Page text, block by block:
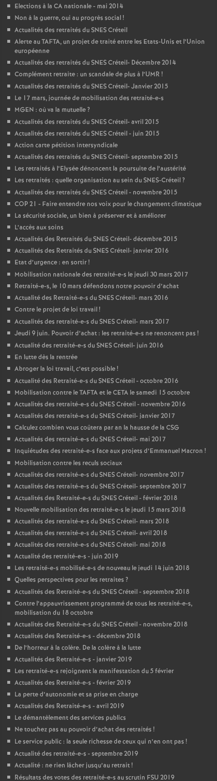
Elections à la CA nationale - mai 2014
Non à la guerre, oui au progrès social!
Actualités des retraités duSNESCréteil
Alerte auTAFTA, un projet de traité entre les Etats-Unis et l’Union
européenne
Actualités des retraités duSNESCréteil- Décembre 2014
Complément retraite : un scandale de plus à l’UMR !
Actualités des retraités duSNESCréteil- Janvier 2015
Le 17 mars, journée de mobilisation des retraité-e-s
MGEN : où va la mutuelle?
Actualités des retraités duSNESCréteil- avril 2015
Actualités des retraités duSNESCréteil - juin 2015
Action carte pétition intersyndicale
Actualités des retraités duSNESCréteil- septembre 2015
Les retraités à l’Elysée dénoncent la poursuite de l’austérité
Les retraités : quelle organisation au sein duSNES-Créteil?
Actualités des retraités duSNESCréteil - novembre 2015
COP21 - Faire entendre nos voix pour le changement climatique
La sécurité sociale, un bien à préserver et à améliorer
L’accès aux soins
Actualités des Retraités duSNESCréteil- décembre 2015
Actualités des Retraités duSNESCréteil- janvier 2016
Etat d’urgence : en sortir!
Mobilisation nationale des retraité-e-s le jeudi 30 mars 2017
Retraité-e-s, le 10 mars défendons notre pouvoir d’achat
Actualité des Retraité-e-s duSNESCréteil- mars 2016
Contre le projet de loi travail!
Actualités des retraité-e-s duSNESCréteil- mars 2017
Jeudi 9 juin. Pouvoir d’achat : les retraité-e-s ne renoncent pas !
Actualité des retraité-e-s duSNESCréteil- juin 2016
En lutte dès la rentrée
Abroger la loi travail, c’est possible!
Actualité des Retraité-e-s duSNESCréteil - octobre 2016
Mobilisation contre leTAFTAet leCETA le samedi 15 octobre
Actualités des retraité-e-s duSNESCréteil - novembre 2016
Actualités des retraité-e-s duSNESCréteil- janvier 2017
Calculez combien vous coûtera par an la hausse de la CSG
Actualités des retraité-e-s duSNESCréteil- mai 2017
Inquiétudes des retraité-e-s face aux projets d’Emmanuel Macron !
Mobilisation contre les reculs sociaux
Actualités des retraité-e-s duSNESCréteil- novembre 2017
Actualités des retraité-e-s duSNESCréteil- septembre 2017
Actualités des Retraité-e-s duSNESCréteil - février 2018
Nouvelle mobilisation des retraité-e-s le jeudi 15 mars 2018
Actualités des retraité-e-s duSNESCréteil- mars 2018
Actualités des retraité-e-s duSNESCréteil- avril 2018
Actualités des retraité-e-s duSNESCréteil- mai 2018
Actualité des retraité-e-s - juin 2019
Les retraité-e-s mobilisé-e-s de nouveau le jeudi 14 juin 2018
Quelles perspectives pour les retraites ?
Actualités des Retraité-e-s duSNESCréteil - septembre 2018
Contre l’appauvrissement programmé de tous les retraité-e-s,
mobilisation du 18 octobre
Actualités des Retraité-e-s duSNESCréteil - novembre 2018
Actualités des Retraité-e-s - décembre 2018
De l’horreur à la colère. De la colère à la lutte
Actualités des Retraité-e-s - janvier 2019
Les retraité-e-s rejoignent la manifestation du 5 février
Actualités des Retraité-e-s - février 2019
La perte d’autonomie et sa prise en charge
Actualités des Retraité-e-s - avril 2019
Le démantèlement des services publics
Ne touchez pas au pouvoir d’achat des retraités !
Le service public : la seule richesse de ceux qui n’en ont pas !
Actualité des retraité-e-s - septembre 2019
Actualité : ne rien lâcher jusqu’au retrait!
Résultats des votes des retraité-e-s au scrutin FSU 2019